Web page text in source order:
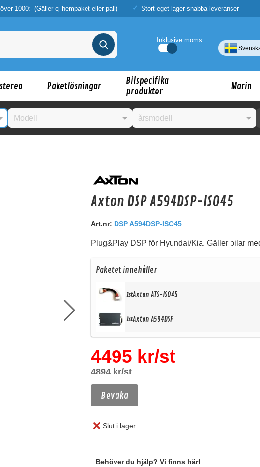
1000:- (Gäller ej hempaket eller pall) Stort eget lager snabba leveranser
Inklusive moms
Paketlösningar
Bilspecifika
produkter
Marin
dessa produkter kan intressera dig?
Axton DSP A594DSP-ISO45
Art.nr: DSP A594DSP-ISO45
Plug&Play DSP för Hyundai/Kia. Gäller bilar
Paketet innehåller
1stAxton ATS-ISO45
1stAxton A594DSP
4495 kr/st
4894 kr/st
Bevaka
Slut i lager
Behöver du hjälp? Vi finns här!